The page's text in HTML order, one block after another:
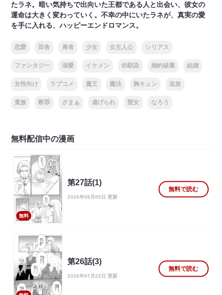
たラネ。暗い気持ちで出向いた王都である人と出会い、彼女の
運命は大きく変わっていく。不幸の中にいたラネが、真実の愛
を手に入れる、ハッピーエンドロマンス。
恋愛 田舎 勇者 少女 女主人公 シリアス
ファンタジー 溺愛 イケメン 幼馴染 婚約破棄 結婚
女性向け ラブコメ 魔王 魔法 胸キュン 追放
貴族 断罪 ざまぁ 虐げられ 聖女 なろう
無料配信中の漫画
無料
第27話(1)
2026年08月05日 更新
無料で読む
第26話(3)
2026年07月22日 更新
無料で読む